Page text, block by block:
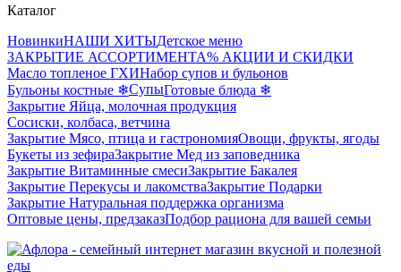
Каталог
НовинкиНАШИ ХИТЫДетское меню
ЗАКРЫТИЕ АССОРТИМЕНТА% АКЦИИ И СКИДКИ
Масло топленое ГХИНабор супов и бульонов
Бульоны костные ❄СупыГотовые блюда ❄
Закрытие Яйца, молочная продукция
Сосиски, колбаса, ветчина
Закрытие Мясо, птица и гастрономияОвощи, фрукты, ягоды
Букеты из зефираЗакрытие Мед из заповедника
Закрытие Витаминные смесиЗакрытие Бакалея
Закрытие Перекусы и лакомстваЗакрытие Подарки
Закрытие Натуральная поддержка организма
Оптовые цены, предзаказПодбор рациона для вашей семьи